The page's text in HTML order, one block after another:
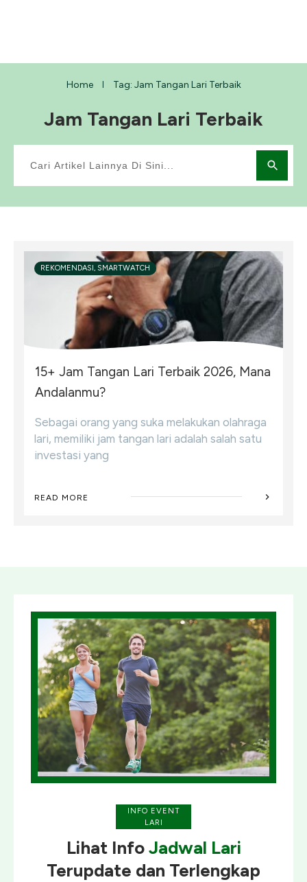
Home Tag: Jam Tangan Lari Terbaik
Jam Tangan Lari Terbaik
REKOMENDASI, SMARTWATCH
15+ Jam Tangan Lari Terbaik 2026, Mana
Andalanmu?
Sebagai orang yang suka melakukan olahraga
lari, memiliki jam tangan lari adalah salah satu
investasi yang
READ MORE
INFO EVENT
LARI
Lihat InfoJadwal Lari
Terupdate dan Terlengkap